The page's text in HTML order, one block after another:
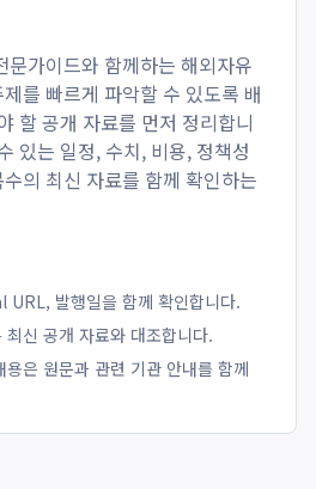
문가이드와 함께하는 해외자유
제를 빠르게 파악할 수 있도록 배
할 공개 자료를 먼저 정리합니
있는 일정, 수치, 비용, 정책성
의 최신 자료를 함께 확인하는
발행일을 함께 확인합니다.
신 공개 자료와 대조합니다.
용은 원문과 관련 기관 안내를 함께